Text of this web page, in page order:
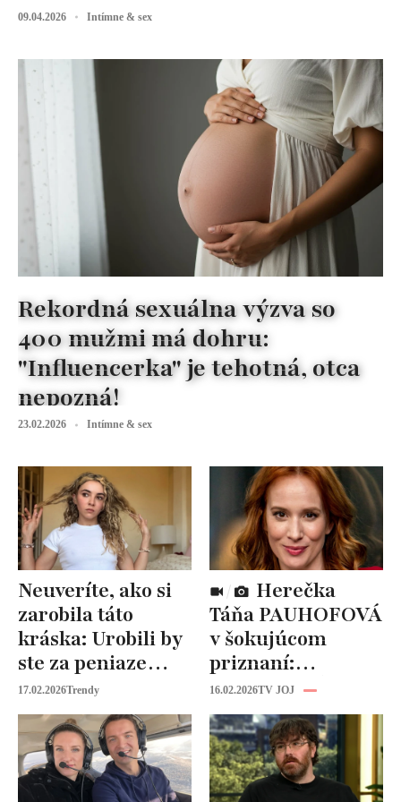
09.04.2026 Intímne & sex
Rekordná sexuálna výzva so
400 mužmi má dohru:
"Influencerka" je tehotná, otca
nepozná!
23.02.2026 Intímne & sex
Neuveríte, ako si
zarobila táto
kráska: Urobili by
ste za peniaze
niečo podobné?
17.02.2026Trendy
Táňa PAUHOFOVÁ
v šokujúcom
priznaní:
NEVHODNÉ
návrhy v
šoubiznise!
16.02.2026TV JOJ